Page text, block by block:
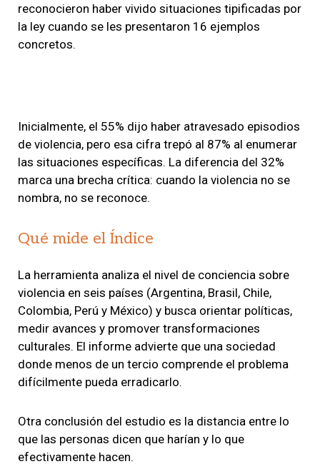
reconocieron haber vivido situaciones tipificadas por
la ley cuando se les presentaron 16 ejemplos
concretos.
Inicialmente, el 55% dijo haber atravesado episodios
de violencia, pero esa cifra trepó al 87% al enumerar
las situaciones específicas. La diferencia del 32%
marca una brecha crítica: cuando la violencia no se
nombra, no se reconoce.
Qué mide el Índice
La herramienta analiza el nivel de conciencia sobre
violencia en seis países (Argentina, Brasil, Chile,
Colombia, Perú y México) y busca orientar políticas,
medir avances y promover transformaciones
culturales. El informe advierte que una sociedad
donde menos de un tercio comprende el problema
difícilmente pueda erradicarlo.
Otra conclusión del estudio es la distancia entre lo
que las personas dicen que harían y lo que
efectivamente hacen.